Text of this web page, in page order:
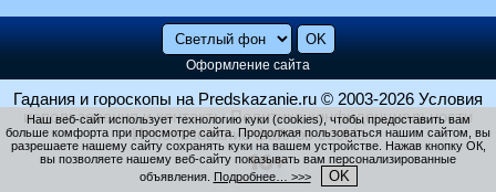
Оформление сайта
Гадания и гороскопы на Predskazanie.ru © 2003-2026 Условия
использования и контакты Политика конфиденциальности
Использование файлов cookie
Наш веб-сайт использует технологию куки (cookies), чтобы предоставить вам
больше комфорта при просмотре сайта. Продолжая пользоваться нашим сайтом, вы
разрешаете нашему сайту сохранять куки на вашем устройстве. Нажав кнопку ОК,
вы позволяете нашему веб-сайту показывать вам персонализированные
объявления. Подробнее… >>> OK